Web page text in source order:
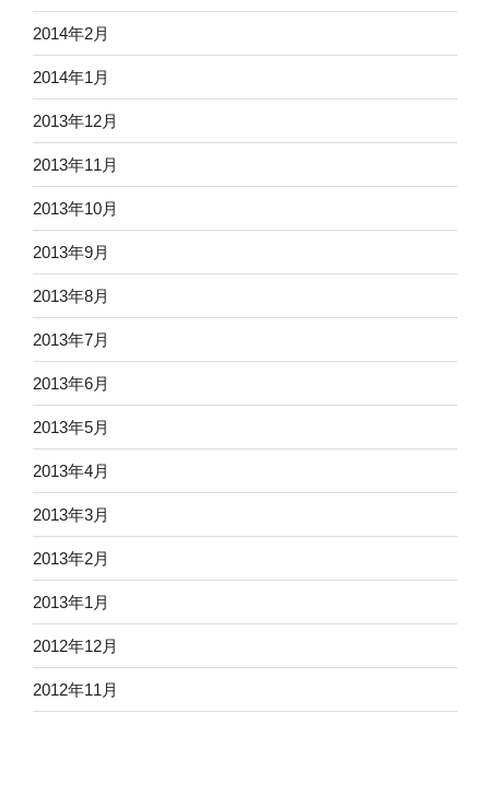
2014年2月
2014年1月
2013年12月
2013年11月
2013年10月
2013年9月
2013年8月
2013年7月
2013年6月
2013年5月
2013年4月
2013年3月
2013年2月
2013年1月
2012年12月
2012年11月